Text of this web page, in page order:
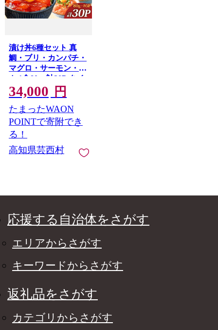
漬け丼6種セット 真
鯛・ブリ・カンパチ・
マグロ・サーモン・イ
カ 1食80g×計30P タイ
鰤 鮪 海鮮丼 刺身 海鮮
魚介 魚 お茶漬け 炊き
込みご飯 惣菜 おかず
冷凍 配送
34,000 円
たまったWAON
POINTで寄附でき
る！
高知県芸西村
応援する自治体をさがす
エリアからさがす
キーワードからさがす
返礼品をさがす
カテゴリからさがす